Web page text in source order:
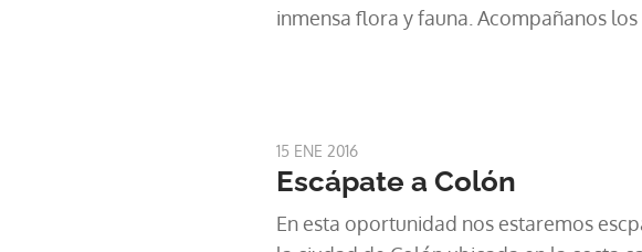
inmensa flora y fauna. Acompañanos los
muchas actvidades mas en un ambiente
naturalmente magico.
15 ENE 2016
Escápate a Colón
En esta oportunidad nos estaremos